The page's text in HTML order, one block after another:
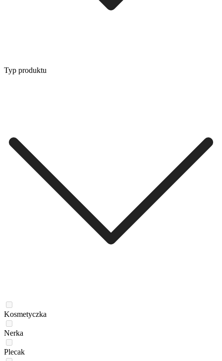
Typ produktu
Kosmetyczka
Nerka
Plecak